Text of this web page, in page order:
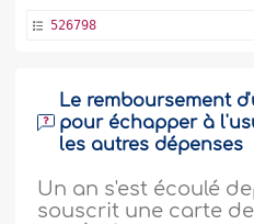
526798
Le remboursement
pour échapper à
les autres dépenses
Un an s'est écoulé
souscrit une carte